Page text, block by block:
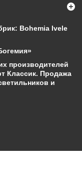
Bohemia Ivele
производителей
Классик. Продажа
и